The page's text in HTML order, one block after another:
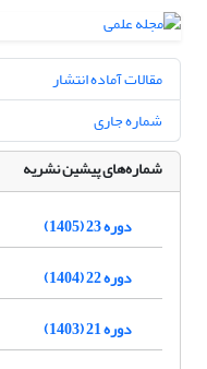
مقالات آماده انتشار
شماره جاری
شماره‌های پیشین نشریه
دوره 23 (1405)
دوره 22 (1404)
دوره 21 (1403)